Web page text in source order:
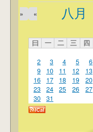
八月
«
»
曰 一 二 三 四
2
3 4 5 6
9
10 11 12 13
16
17 18 19 20
23
24 25 26 27
30
31